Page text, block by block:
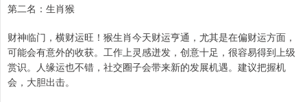
第二名：生肖猴
财神临门，横财运旺！猴生肖今天财运亨通，尤其是在偏财运方面，
可能会有意外的收获。工作上灵感迸发，创意十足，很容易得到上级
赏识。人缘运也不错，社交圈子会带来新的发展机遇。建议把握机
会，大胆出击。